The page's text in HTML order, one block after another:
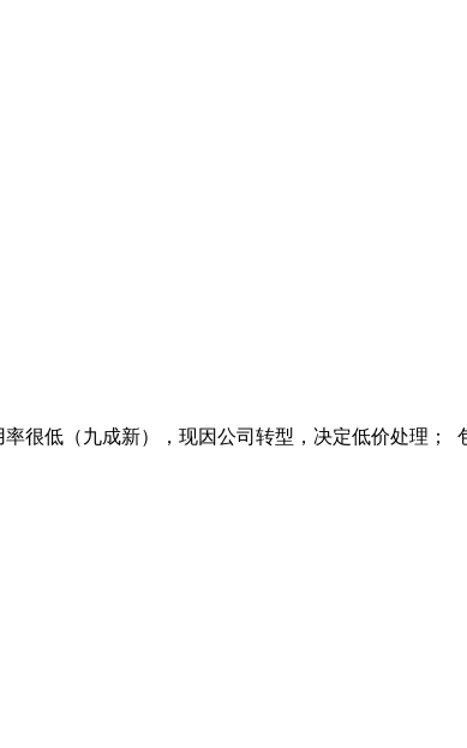
很低（九成新），现因公司转型，决定低价处理；